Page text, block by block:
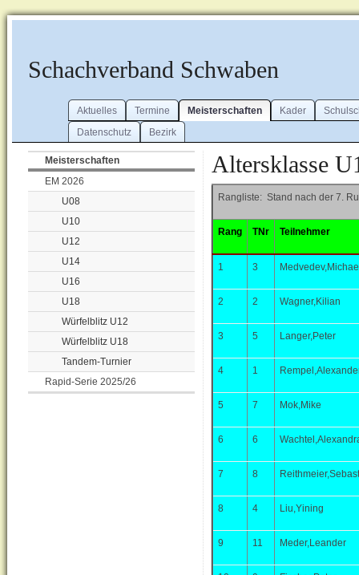
Schachverband Schwaben
Aktuelles Termine Meisterschaften Kader
Datenschutz
Bezirk
Meisterschaften
EM 2026
U08
U10
U12
U14
U16
U18
Würfelblitz U12
Würfelblitz U18
Tandem-Turnier
Rapid-Serie 2025/26
Altersklasse
Rangliste: Stand nach der 7.
Rang TNr Teilnehmer
1 3
2 2 Wagner,Kilian
3 5 Langer,Peter
4 1
5 7 Mok,Mike
6 6
7 8
8 4 Liu,Yining
9 11 Meder,Leander